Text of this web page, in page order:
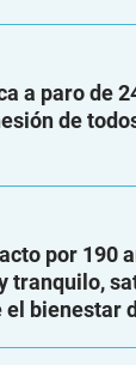
a paro de
de
por 190
tranquilo,
bienestar